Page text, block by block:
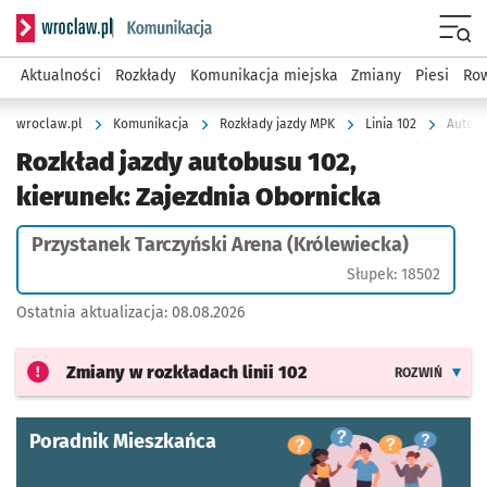
Serwis informacyjny wroclaw.pl podserwis: Komunikacja
Aktualności Rozkłady Komunikacja miejska Zmiany Piesi
wroclaw.pl Komunikacja Rozkłady jazdy MPK Linia 102
Rozkład jazdy autobusu 102,
kierunek: Zajezdnia Obornicka
Przystanek Tarczyński Arena (Królewiecka)
Słupek: 18502
Ostatnia aktualizacja: 08.08.2026
Zmiany w rozkładach linii 102 ROZWIŃ
Poradnik Mieszkańca